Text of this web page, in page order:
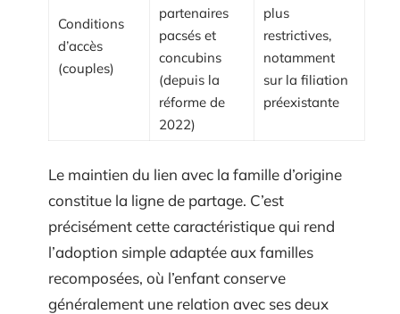
Conditions
d’accès
(couples)
partenaires
pacsés et
concubins
(depuis la
réforme de
2022)
plus
restrictives,
notamment
sur la filiation
préexistante
Le maintien du lien avec la famille d’origine
constitue la ligne de partage. C’est
précisément cette caractéristique qui rend
l’adoption simple adaptée aux familles
recomposées, où l’enfant conserve
généralement une relation avec ses deux